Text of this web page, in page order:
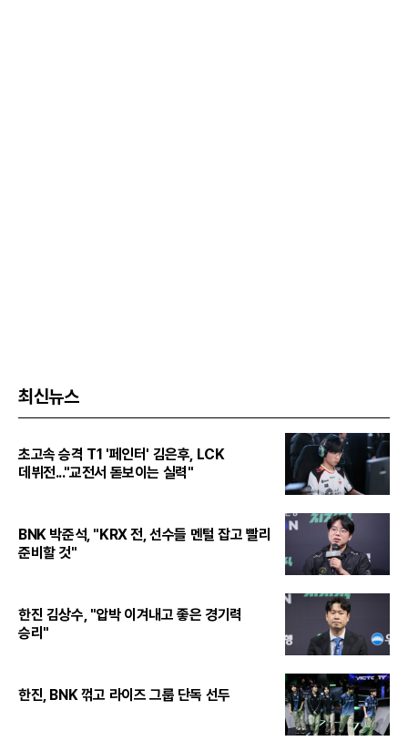
최신뉴스
초고속 승격 T1 '페인터' 김은후, LCK
데뷔전..."교전서 돋보이는 실력"
BNK 박준석, "KRX 전, 선수들 멘털 잡고 빨리
준비할 것"
한진 김상수, "압박 이겨내고 좋은 경기력
승리"
한진, BNK 꺾고 라이즈 그룹 단독 선두